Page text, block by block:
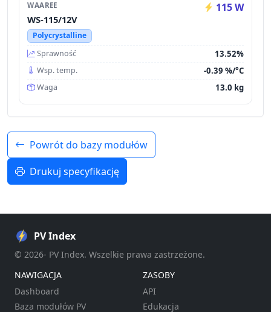
WAAREE 115 W
WS-115/12V
Polycrystalline
Sprawność
13.52%
Wsp. temp. -0.39 %/°C
Waga 13.0 kg
Powrót do bazy modułów
Drukuj specyfikację
PV Index
© 2026- PV Index. Wszelkie prawa zastrzeżone.
NAWIGACJA
Dashboard
Baza modułów PV
ZASOBY
API
Edukacja